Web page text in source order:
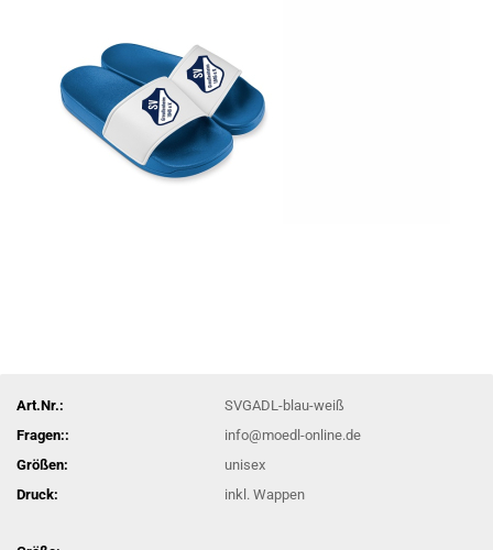
Art.Nr.:
SVGADL-blau-weiß
Fragen::
info@moedl-online.de
Größen:
unisex
Druck:
inkl. Wappen